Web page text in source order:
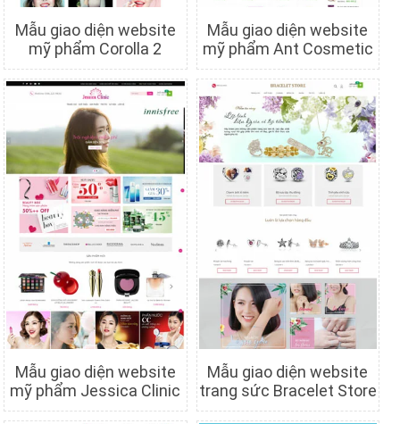
Chi tiết Xem trước
Mẫu giao diện website
mỹ phẩm Corolla 2
Chi tiết Xem trước
Mẫu giao diện website
mỹ phẩm Ant Cosmetic
Chi tiết Xem trước
Mẫu giao diện website
mỹ phẩm Jessica Clinic
Chi tiết Xem trước
Mẫu giao diện website
trang sức Bracelet Store